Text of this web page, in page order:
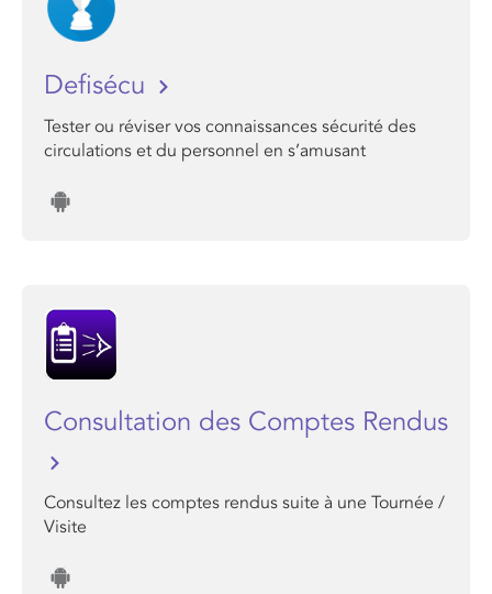
Defisécu
Tester ou réviser vos connaissances sécurité des
circulations et du personnel en s’amusant
Consultation des Comptes Rendus
Consultez les comptes rendus suite à une Tournée /
Visite